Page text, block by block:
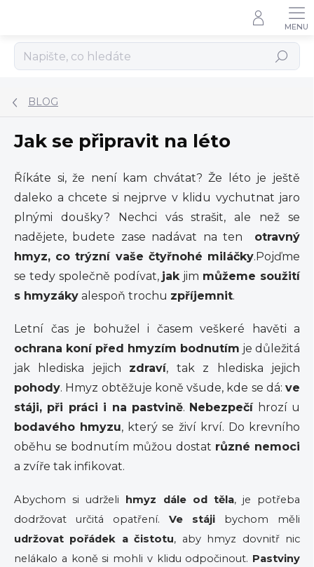
Hledat
BLOG
Jak se připravit na léto
Říkáte si, že není kam chvátat? Že léto je ještě
daleko a chcete si nejprve v klidu vychutnat jaro
plnými doušky? Nechci vás strašit, ale než se
nadějete, budete zase nadávat na ten otravný
hmyz, co trýzní vaše čtyřnohé miláčky.Pojďme
se tedy společně podívat, jakjim můžeme soužití
s hmyzáky alespoň trochu zpříjemnit.
Letní čas je bohužel i časem veškeré havěti a
ochrana koní před hmyzím bodnutím je důležitá
jak hlediska jejich zdraví, tak z hlediska jejich
pohody. Hmyz obtěžuje koně všude, kde se dá: ve
stáji, při práci i na pastvině. Nebezpečíhrozí u
bodavého hmyzu, který se živí krví. Do krevního
oběhu se bodnutím můžou dostat různé nemoci
a zvíře tak infikovat.
Abychom si udrželi hmyz dále od těla, je potřeba
dodržovat určitá opatření. Ve stáji bychom měli
udržovat pořádek a čistotu, aby hmyz dovnitř nic
nelákalo a koně si mohli v klidu odpočinout. Pastviny